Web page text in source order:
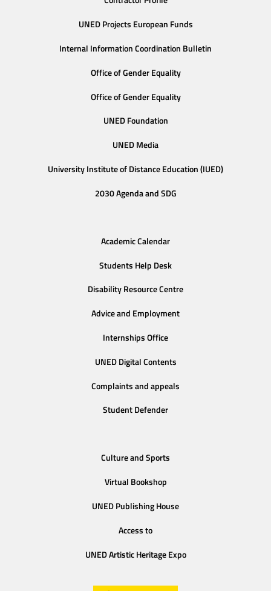
UNED Projects European Funds
Internal Information Coordination Bulletin
Office of Gender Equality
Office of Gender Equality
UNED Foundation
UNED Media
University Institute of Distance Education (IUED)
2030 Agenda and SDG
Academic Calendar
Students Help Desk
Disability Resource Centre
Advice and Employment
Internships Office
UNED Digital Contents
Complaints and appeals
Student Defender
Culture and Sports
Virtual Bookshop
UNED Publishing House
Access to
UNED Artistic Heritage Expo